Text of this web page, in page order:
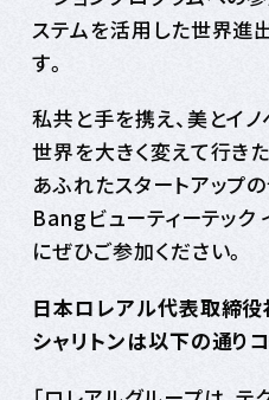
ステムを活用した世界進
す。
私共と手を携え、美とイ
世界を大きく変えて行き
あふれたスタートアップ
Bangビューティーテック
にぜひご参加ください。
日本ロレアル代表取締役
シャリトンは以下の通り